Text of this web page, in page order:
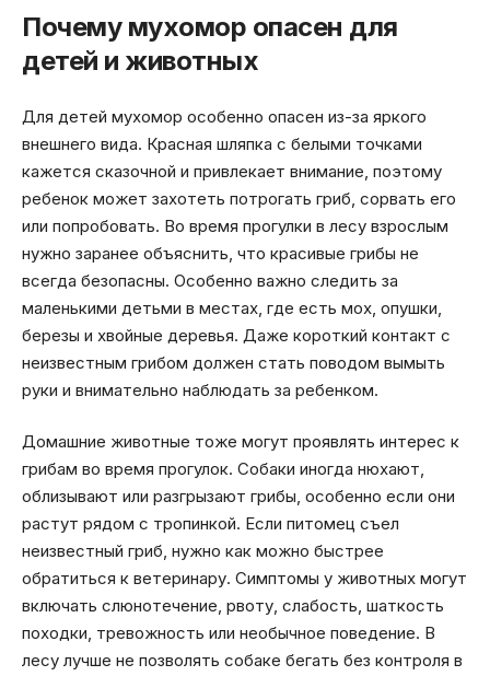
Почему мухомор опасен для
детей и животных
Для детей мухомор особенно опасен из-за яркого
внешнего вида. Красная шляпка с белыми точками
кажется сказочной и привлекает внимание, поэтому
ребенок может захотеть потрогать гриб, сорвать его
или попробовать. Во время прогулки в лесу взрослым
нужно заранее объяснить, что красивые грибы не
всегда безопасны. Особенно важно следить за
маленькими детьми в местах, где есть мох, опушки,
березы и хвойные деревья. Даже короткий контакт с
неизвестным грибом должен стать поводом вымыть
руки и внимательно наблюдать за ребенком.
Домашние животные тоже могут проявлять интерес к
грибам во время прогулок. Собаки иногда нюхают,
облизывают или разгрызают грибы, особенно если они
растут рядом с тропинкой. Если питомец съел
неизвестный гриб, нужно как можно быстрее
обратиться к ветеринару. Симптомы у животных могут
включать слюнотечение, рвоту, слабость, шаткость
походки, тревожность или необычное поведение. В
лесу лучше не позволять собаке бегать без контроля в